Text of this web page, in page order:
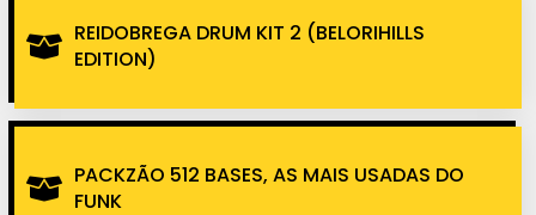
REIDOBREGA DRUM KIT 2 (BELORIHILLS
EDITION)
PACKZÃO 512 BASES, AS MAIS USADAS DO
FUNK